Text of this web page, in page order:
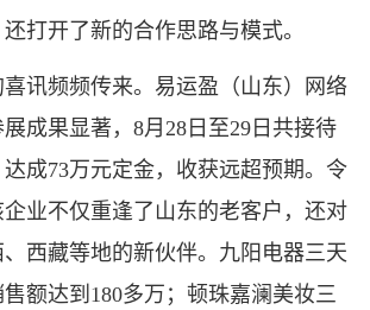
打开了新的合作思路与模式。
讯频频传来。易运盈（山东）网络
成果显著，8月28日至29日共接待
成73万元定金，收获远超预期。令
业不仅重逢了山东的老客户，还对
西藏等地的新伙伴。九阳电器三天
额达到180多万；顿珠嘉澜美妆三